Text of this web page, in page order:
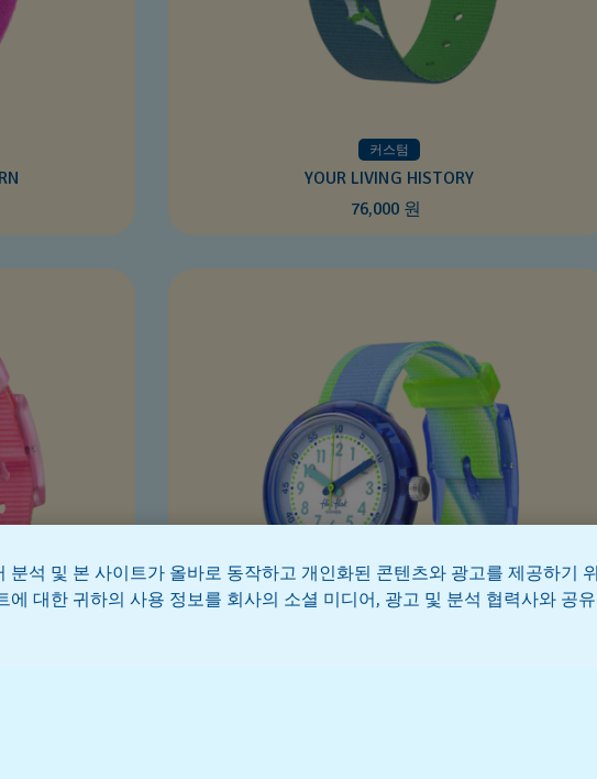
커스텀
YOUR LIVING HISTORY
76,000 원
석 및 본 사이트가 올바로 동작하고 개인화된 콘텐츠와 광고를 제공하기 위
대한 귀하의 사용 정보를 회사의 소셜 미디어, 광고 및 분석 협력사와 공유